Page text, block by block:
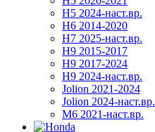
H5 2024-наст.вр.
H6 2014-2020
H7 2025-наст.вр.
H9 2015-2017
H9 2017-2024
H9 2024-наст.вр.
Jolion 2021-2024
Jolion 2024-наст.вр.
М6 2021-наст.вр.